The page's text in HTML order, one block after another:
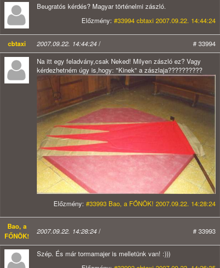
Beugratós kérdés? Magyar történelmi zászló.
Előzmény: #33994 cbtaxi 2007.09.22. 14:44:24
cbtaxi 2007.09.22. 14:44:24 /
# 33994
Na itt egy feladvány,csak Neked! Milyen zászló ez? Vagy
kérdezhetném úgy is,hogy: "Kinek" a zászlaja??????????
Előzmény: #33993 Bao, a FŐNÖK! 2007.09.22. 14:28:24
Bao, a
FŐNÖK!
2007.09.22. 14:28:24 / # 33993
Szép. És már tormamajer is melletünk van! :)))